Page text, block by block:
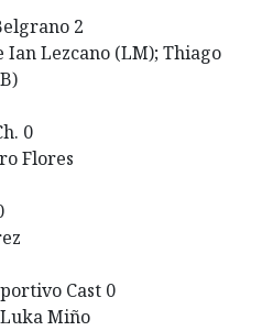
2
Ian Lezcano (LM); Thiago
0
Flores
Cast 0
Miño